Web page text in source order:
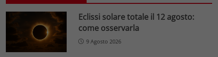
Eclissi solare totale il 12 agosto:
come osservarla
9 Agosto 2026